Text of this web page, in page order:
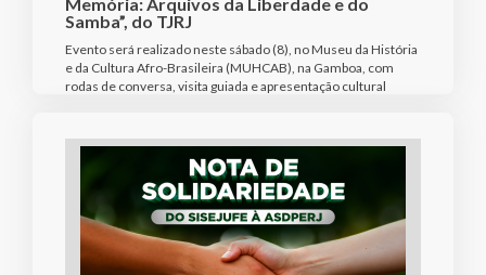
Samba”, do TJRJ
Evento será realizado neste sábado (8), no Museu da História
e da Cultura Afro-Brasileira (MUHCAB), na Gamboa, com
rodas de conversa, visita guiada e apresentação cultural